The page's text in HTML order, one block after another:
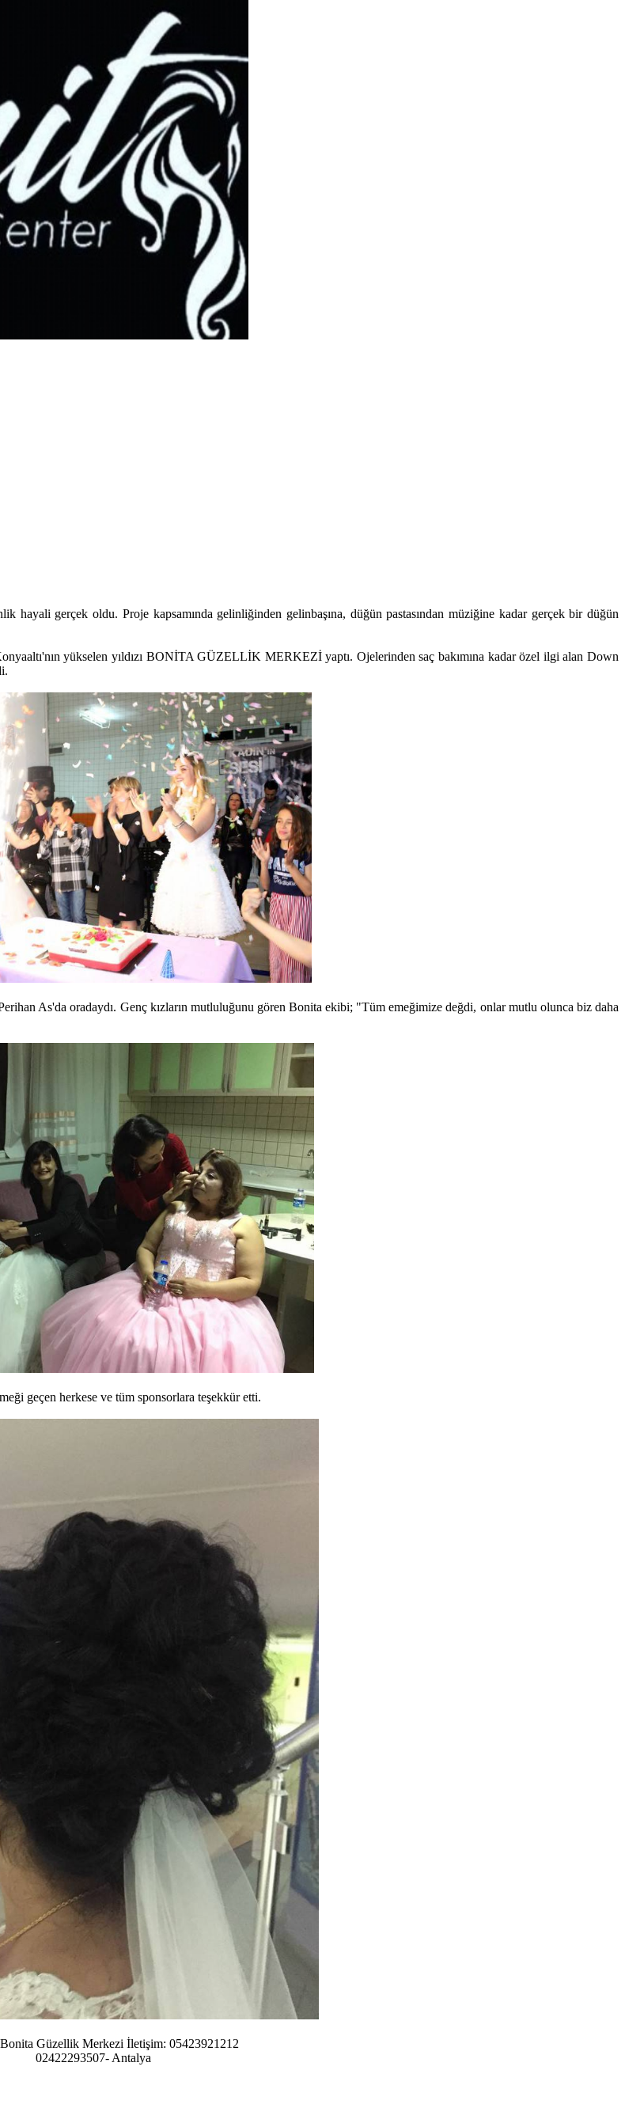
hayali gerçek oldu. Proje kapsamında gelinliğinden gelinbaşına, düğün pastasından müziğine kadar gerçek bir düğün
yükselen yıldızı BONİTA GÜZELLİK MERKEZİ yaptı. Ojelerinden saç bakımına kadar özel ilgi alan Down
As'da oradaydı. Genç kızların mutluluğunu gören Bonita ekibi; "Tüm emeğimize değdi, onlar mutlu olunca biz daha
geçen herkese ve tüm sponsorlara teşekkür etti.
Güzellik Merkezi İletişim: 05423921212
02422293507- Antalya